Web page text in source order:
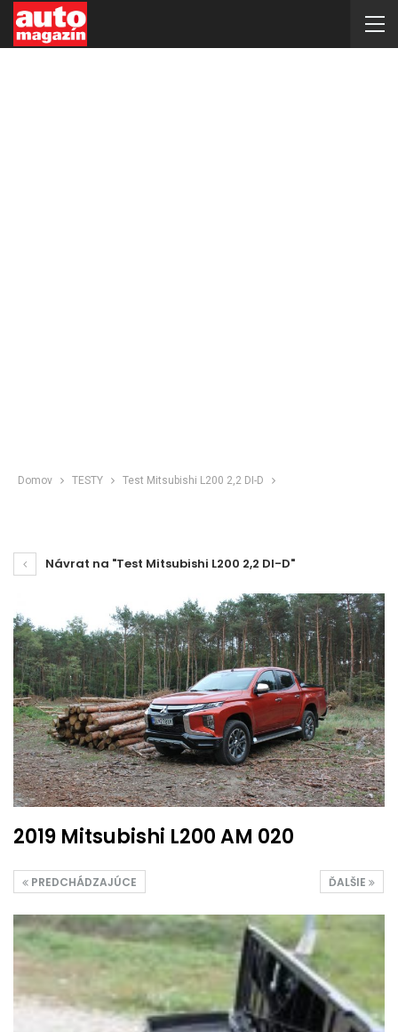
Domov TESTY Test Mitsubishi L200 2,2 DI-D
Návrat na "Test Mitsubishi L200 2,2 DI-D"
2019 Mitsubishi L200 AM 020
ĎALŠIE
PREDCHÁDZAJÚCE